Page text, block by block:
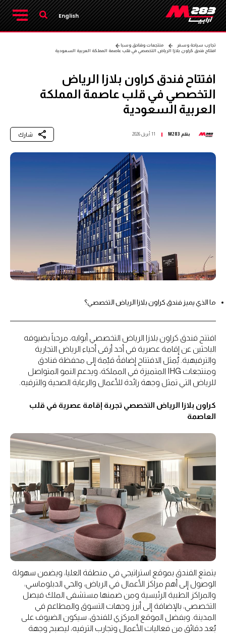
English
تجارب سياحة وسفر
منتجعات وفنادق وسبا
افتتاح فندق كراون بلازا الرياض التخصصي في قلب عاصمة المملكة العربية السعودية
افتتاح فندق كراون بلازا الرياض
التخصصي في قلب عاصمة المملكة
العربية السعودية
بقلم M283 11 أبريل 2026 شارك
ما الذي يميز فندق كراون بلازا الرياض التخصصي؟
افتتح فندق كراون بلازا الرياض التخصصي أبوابه، مرحباً بضيوفه
الباحثين عن إقامة عصرية في أحد أرقى أحياء الرياض التجارية
والترفيهية. يُمثل الافتتاح إضافةً قيّمة إلى محفظة فنادق
ومنتجعات IHG المتميزة في المملكة، ويدعم النمو المتواصل
للرياض التي تمثل وجهة رائدة للأعمال والرعاية الصحية والترفيه.
كراون بلازا الرياض التخصصي تجربة إقامة عصرية في قلب
العاصمة
يتمتع الفندق بموقع استراتيجي في منطقة العليا، ويضمن سهولة
الوصول إلى أهم مراكز الأعمال في الرياض، والحي الدبلوماسي،
والمراكز الطبية الرئيسية ومن ضمنها مستشفى الملك فيصل
التخصصي، بالإضافة إلى أبرز وجهات التسوق والمطاعم في
المدينة. وبفضل الموقع المركزي للفندق، سيكون الضيوف على
بُعد دقائق من فعاليات الأعمال وتجارب الترفيه، ليصبح وجهة